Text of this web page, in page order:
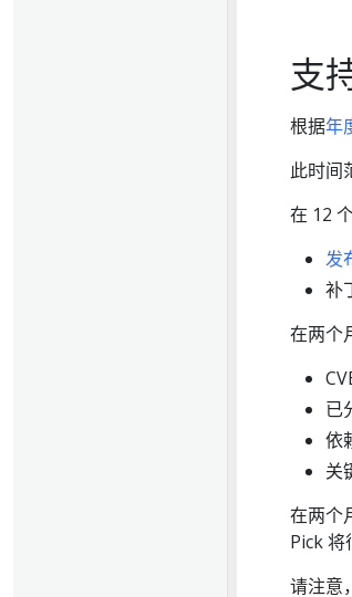
支
根据年
此时间
在 12
发
补
在两个
已
依
关
在两个
Pick 将
请注意